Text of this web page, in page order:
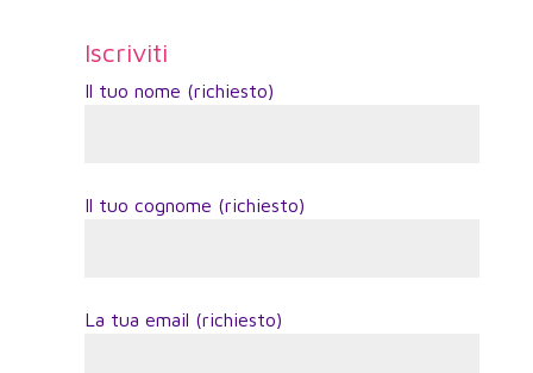
Iscriviti
Il tuo nome (richiesto)
Il tuo cognome (richiesto)
La tua email (richiesto)